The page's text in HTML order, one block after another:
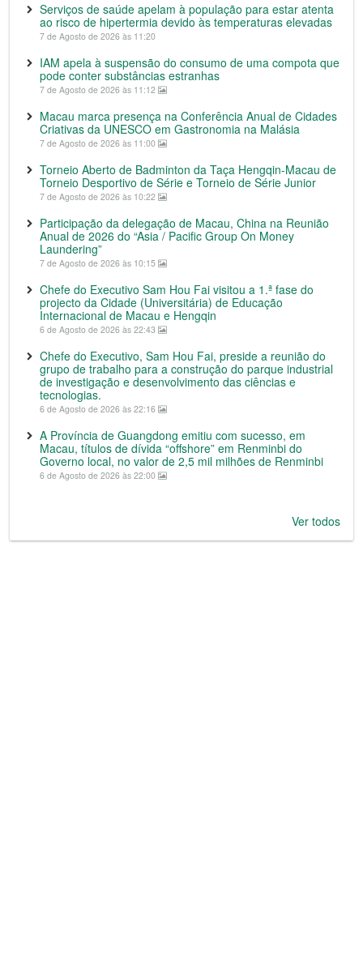
Serviços de saúde apelam à população para estar atenta
ao risco de hipertermia devido às temperaturas elevadas
7 de Agosto de 2026 às 11:20
IAM apela à suspensão do consumo de uma compota que
pode conter substâncias estranhas
7 de Agosto de 2026 às 11:12
Macau marca presença na Conferência Anual de Cidades
Criativas da UNESCO em Gastronomia na Malásia
7 de Agosto de 2026 às 11:00
Torneio Aberto de Badminton da Taça Hengqin-Macau de
Torneio Desportivo de Série e Torneio de Série Junior
7 de Agosto de 2026 às 10:22
Participação da delegação de Macau, China na Reunião
Anual de 2026 do “Asia / Pacific Group On Money
Laundering”
7 de Agosto de 2026 às 10:15
Chefe do Executivo Sam Hou Fai visitou a 1.ª fase do
projecto da Cidade (Universitária) de Educação
Internacional de Macau e Hengqin
6 de Agosto de 2026 às 22:43
Chefe do Executivo, Sam Hou Fai, preside a reunião do
grupo de trabalho para a construção do parque industrial
de investigação e desenvolvimento das ciências e
tecnologias.
6 de Agosto de 2026 às 22:16
A Província de Guangdong emitiu com sucesso, em
Macau, títulos de dívida “offshore” em Renminbi do
Governo local, no valor de 2,5 mil milhões de Renminbi
6 de Agosto de 2026 às 22:00
Ver todos